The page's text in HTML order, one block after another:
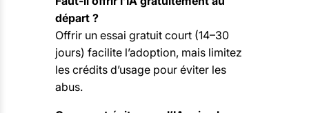
départ ?
Offrir un essai gratuit court (14–30
jours) facilite l’adoption, mais limitez
les crédits d’usage pour éviter les
abus.